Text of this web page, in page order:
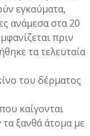
εγκαύματα,
ανάμεσα στα 20
πριν
τα τελευταία
του δέρματος
καίγονται
ξανθά άτομα με